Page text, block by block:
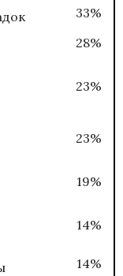
33%
28%
23%
23%
19%
14%
14%